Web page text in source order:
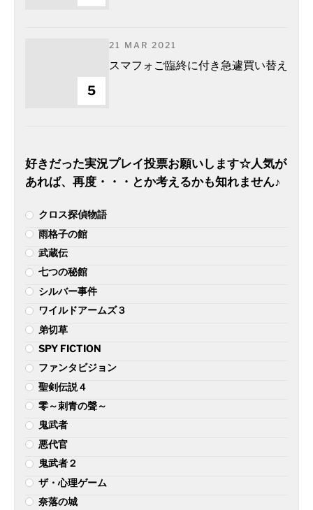
5
21 MAR 2021
スマフォご臨終に付き急遽買い替え
好きだった実況プレイ投票お願いします☆人気が
あれば、再度・・・とか考えるかも知れません♪
クロス探偵物語
雨格子の館
武蔵伝
七つの秘館
シルバー事件
ワイルドアームズ３
弟切草
SPY FICTION
ファンタビジョン
聖剣伝説４
零～刺青の聲～
鬼武者
悪代官
鬼武者２
ザ・心理ゲーム
奈落の城